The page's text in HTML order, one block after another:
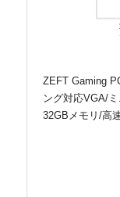
ZEFT Gaming
ング対応VGA/
32GBメモリ/高